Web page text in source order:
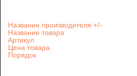
Название производителя +/-
Название товара
Артикул
Цена товара
Порядок